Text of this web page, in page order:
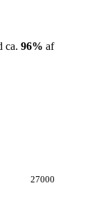
ca. 96% af
27000